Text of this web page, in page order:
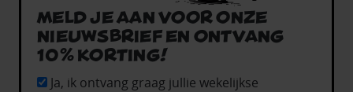
Meld je aan voor onze
nieuwsbrief en ontvang
10% korting!
Ja, ik ontvang graag jullie wekelijkse